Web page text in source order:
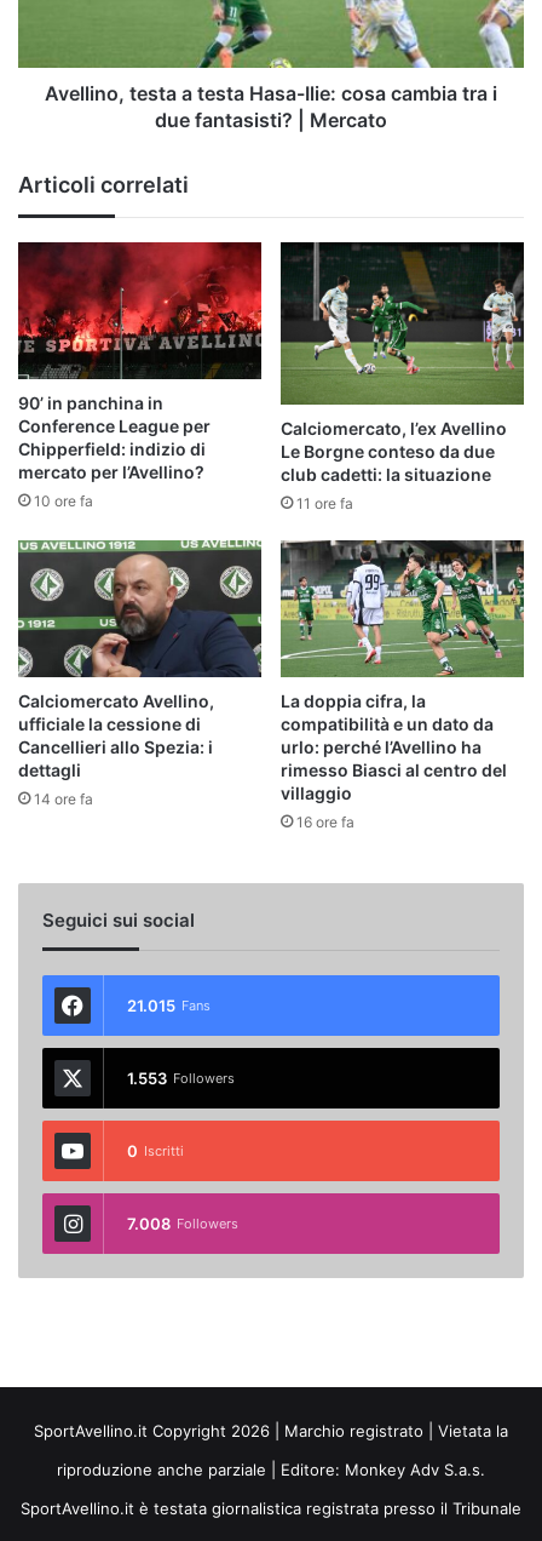
tra
Mercato
Avellino, testa a testa Hasa-Ilie: cosa cambia tra i
due fantasisti? | Mercato
Articoli correlati
90’ in panchina in
Conference League per
Chipperfield: indizio di
mercato per l’Avellino?
10 ore fa
Calciomercato, l’ex Avellino
Le Borgne conteso da due
club cadetti: la situazione
11 ore fa
Calciomercato Avellino,
ufficiale la cessione di
Cancellieri allo Spezia: i
dettagli
14 ore fa
La doppia cifra, la
compatibilità e un dato da
urlo: perché l’Avellino ha
rimesso Biasci al centro del
villaggio
16 ore fa
Seguici sui social
21.015 Fans
1.553 Followers
0 Iscritti
7.008 Followers
SportAvellino.it Copyright 2026 | Marchio registrato | Vietata la
riproduzione anche parziale | Editore: Monkey Adv S.a.s.
SportAvellino.it è testata giornalistica registrata presso il Tribunale